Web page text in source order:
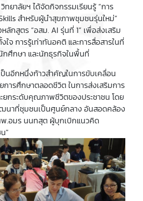
ยาลัยฯ ได้จัดกิจกรรมเรียนรู้ “การ
สำหรับผู้นำสุขภาพชุมชนรุ่นใหม่”
ลักสูตร “อสม. AI รุ่นที่ 1” เพื่อส่งเสริม
จ การรู้เท่าทันอคติ และการสื่อสารในที่
กศึกษา และนักธุรกิจในพื้นที่
นอีกหนึ่งก้าวสำคัญในการขับเคลื่อน
ารศึกษาตลอดชีวิต ในการส่งเสริมการ
ยกระดับคุณภาพชีวิตของประชาชน โดย
นาที่ชุมชนเป็นศูนย์กลาง อันสอดคล้อง
.อมร นนทสุต ผู้บุกเบิกแนวคิด
"